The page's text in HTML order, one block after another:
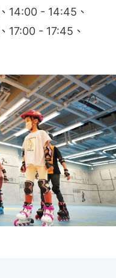
14:00 - 14:45、
17:00 - 17:45、